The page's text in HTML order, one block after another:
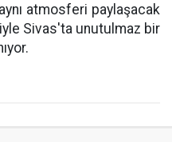
atmosferi paylaşacak
Sivas'ta unutulmaz bir